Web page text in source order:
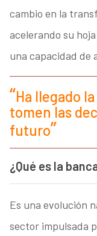
cambio en la
acelerando su
una capacidad de
Ha llegado
tomen las
futuro
¿Qué es la
Es una evolución
sector impulsada